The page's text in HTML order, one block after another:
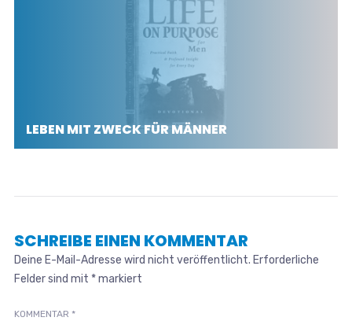
LEBEN MIT ZWECK FÜR MÄNNER
SCHREIBE EINEN KOMMENTAR
Deine E-Mail-Adresse wird nicht veröffentlicht. Erforderliche
Felder sind mit *markiert
KOMMENTAR *